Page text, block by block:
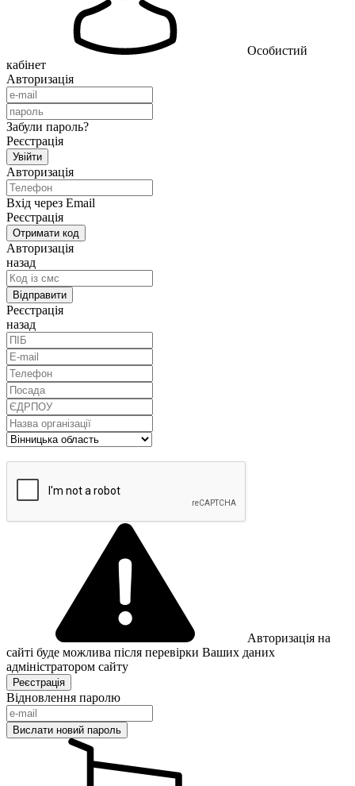
Особистий
кабінет
Авторизація
Забули пароль?
Реєстрація
Авторизація
Вхід через Email
Реєстрація
Авторизація
назад
Реєстрація
назад
Авторизація на
сайті буде можлива після перевірки Ваших даних
адміністратором сайту
Відновлення паролю